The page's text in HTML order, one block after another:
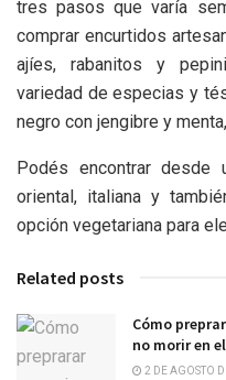
tres pasos que varía
comprar encurtidos
ajíes, rabanitos y
variedad de especias y
negro con jengibre y
Podés encontrar desde
oriental, italiana y
opción vegetariana para
Related posts
Cómo
no morir en
2 DE AGOSTO